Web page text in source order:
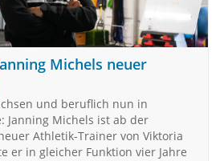
Michels neuer
und beruflich nun in
Janning Michels ist ab der
Athletik-Trainer von Viktoria
er in gleicher Funktion vier Jahre